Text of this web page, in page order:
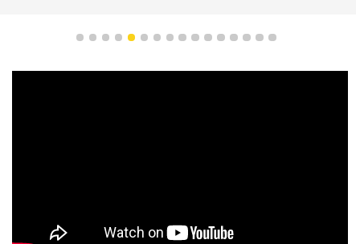
1 2 3 4 5 6 7 8 9 10111213141516